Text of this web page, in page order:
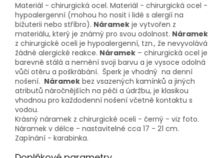
Materiál - chirurgická ocel. Materiál - chirurgická ocel -
hypoalergenní (mohou ho nosit i lidé s alergií na
bižuterii nebo stříbro). Náramek je vytvořen z
materiálu, který je známý pro svou odolnost. Náramek
z chirurgické oceli je hypoalergenní, tzn., že nevyvolává
žádné alergické reakce. Náramek – chirurgická ocel je
barevně stálá a nemění svoji barvu a je vysoce odolná
vůči otěru a poškrábání. Šperk je vhodný na denní
nošení. Náramek bez vsazených kamínků a jiných
atributů náročnějších na péči a údržbu, je klasikou
vhodnou pro každodenní nošení včetně kontaktu s
vodou.
Krásný náramek z chirurgické oceli - černý - viz foto.
Náramek v délce - nastavitelné cca 17 - 21 cm.
Zapínání - karabinka.